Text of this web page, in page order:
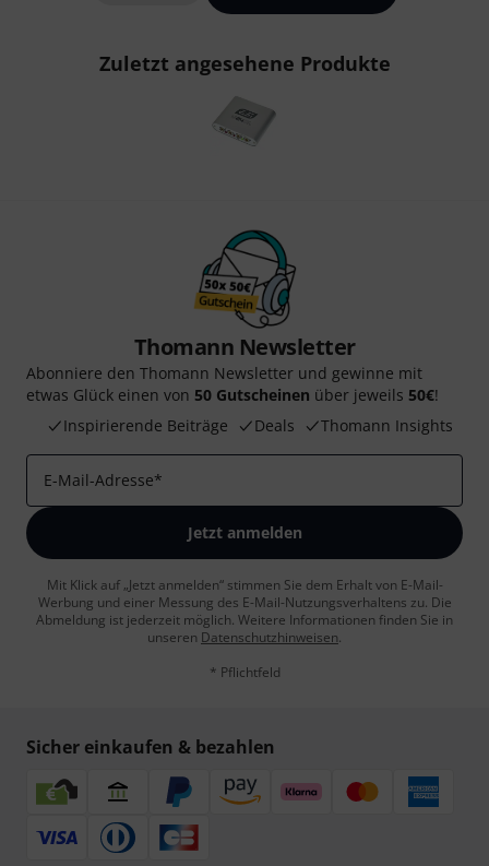
Zuletzt angesehene Produkte
Thomann Newsletter
Abonniere den Thomann Newsletter und gewinne mit
etwas Glück einen von 50 Gutscheinen über jeweils 50€!
Inspirierende Beiträge
Deals Thomann Insights
E-Mail-Adresse*
Jetzt anmelden
Mit Klick auf „Jetzt anmelden“ stimmen Sie dem Erhalt von E-Mail-
Werbung und einer Messung des E-Mail-Nutzungsverhaltens zu. Die
Abmeldung ist jederzeit möglich. Weitere Informationen finden Sie in
unseren Datenschutzhinweisen.
* Pflichtfeld
Sicher einkaufen & bezahlen